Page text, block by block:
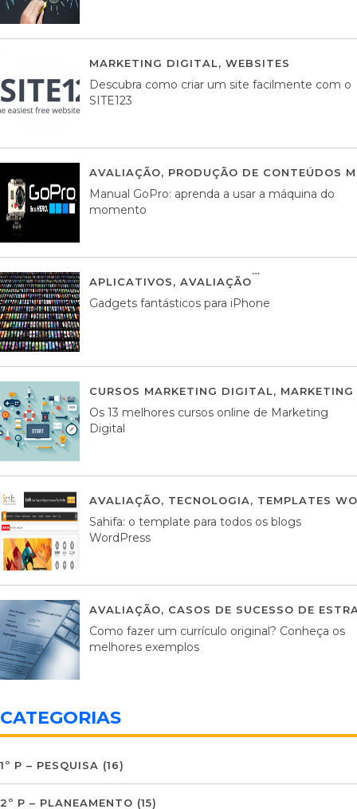
MARKETING DIGITAL, WEBSITES
Descubra como criar um site facilmente com o
SITE123
AVALIAÇÃO, PRODUÇÃO DE CONTEÚDOS
Manual GoPro: aprenda a usar a máquina do
momento
APLICATIVOS, AVALIAÇÃO
Gadgets fantásticos para iPhone
CURSOS MARKETING DIGITAL,
Os 13 melhores cursos online de Marketing
Digital
AVALIAÇÃO, TECNOLOGIA, TEMPLATES
Sahifa: o template para todos os blogs
WordPress
AVALIAÇÃO, CASOS DE SUCESSO DE
Como fazer um currículo original? Conheça os
melhores exemplos
CATEGORIAS
1º P – PESQUISA (16)
2º P – PLANEAMENTO (15)